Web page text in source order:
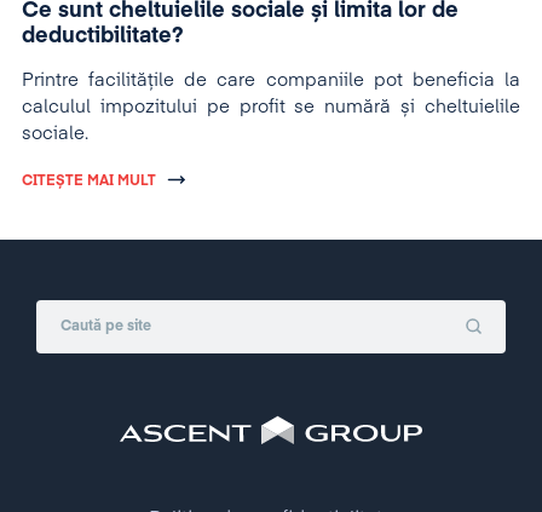
Ce sunt cheltuielile sociale și limita lor de
deductibilitate?
Printre facilitățile de care companiile pot beneficia la
calculul impozitului pe profit se numără și cheltuielile
sociale.
CITEȘTE MAI MULT